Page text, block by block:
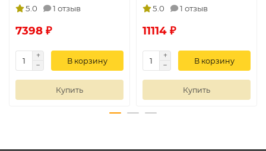
5.0 1 отзыв
7398 ₽
В корзину
Купить
5.0 1 отзыв
11114 ₽
В корзину
Купить